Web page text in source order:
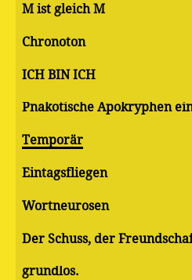
M ist gleich M
Chronoton
ICH BIN ICH
Pnakotische Apokryphen
Temporär
Eintagsfliegen
Wortneurosen
Der Schuss, der
grundlos.